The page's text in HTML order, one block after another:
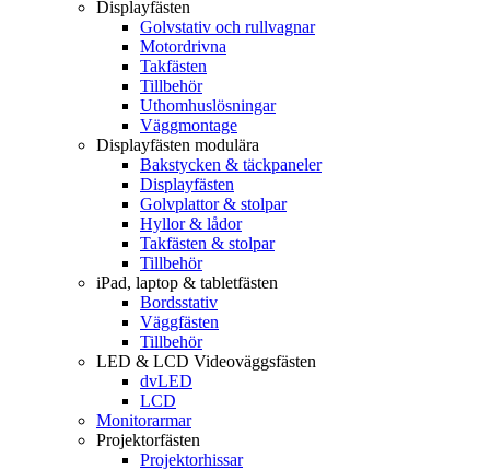
Displayfästen
Golvstativ och rullvagnar
Motordrivna
Takfästen
Tillbehör
Uthomhuslösningar
Väggmontage
Displayfästen modulära
Bakstycken & täckpaneler
Displayfästen
Golvplattor & stolpar
Hyllor & lådor
Takfästen & stolpar
Tillbehör
iPad, laptop & tabletfästen
Bordsstativ
Väggfästen
Tillbehör
LED & LCD Videoväggsfästen
dvLED
LCD
Monitorarmar
Projektorfästen
Projektorhissar